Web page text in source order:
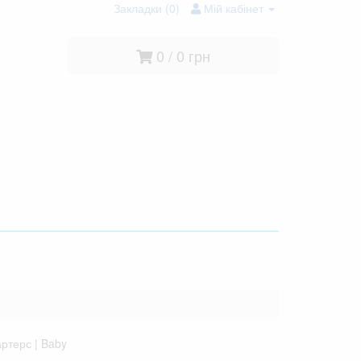
Закладки (0) Мій кабінет
0 / 0 грн
| Baby